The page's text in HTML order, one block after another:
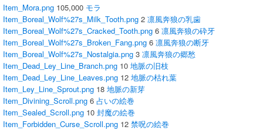
Item_Mora.png 105,000 モラ
Item_Boreal_Wolf%27s_Milk_Tooth.png 2 凛風奔狼の乳歯
Item_Boreal_Wolf%27s_Cracked_Tooth.png 6 凛風奔狼の砕牙
Item_Boreal_Wolf%27s_Broken_Fang.png 6 凛風奔狼の断牙
Item_Boreal_Wolf%27s_Nostalgia.png 3 凛風奔狼の郷愁
Item_Dead_Ley_Line_Branch.png 10 地脈の旧枝
Item_Dead_Ley_Line_Leaves.png 12 地脈の枯れ葉
Item_Ley_Line_Sprout.png 18 地脈の新芽
Item_Divining_Scroll.png 6 占いの絵巻
Item_Sealed_Scroll.png 10 封魔の絵巻
Item_Forbidden_Curse_Scroll.png 12 禁呪の絵巻